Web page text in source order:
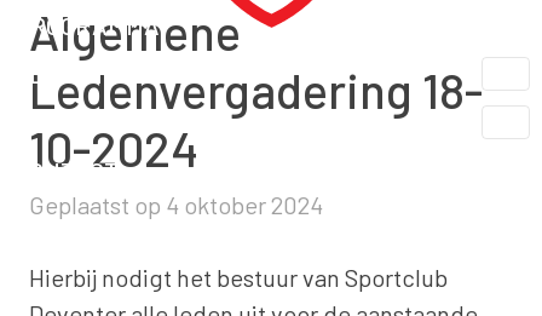
PROGRAMMA
CLUB INFO
CONTACT
Algemene
Ledenvergadering 18-
10-2024
Geplaatst op 4 oktober 2024
Hierbij nodigt het bestuur van Sportclub